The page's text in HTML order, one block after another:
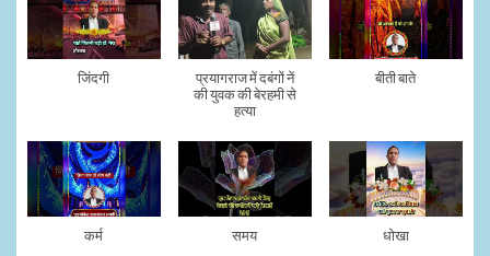
जिंदगी
प्रयागराज में दबंगों नें
की युवक की बेरहमी से
हत्या
बीती बाते
कर्म समय धोखा